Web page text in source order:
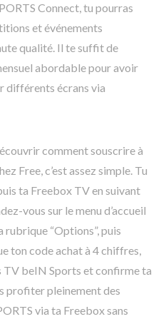
Connect, tu pourras
et événements
qualité. Il te suffit de
abordable pour avoir
différents écrans via
comment souscrire à
Free, c’est assez simple. Tu
ta Freebox TV en suivant
vous sur le menu d’accueil
rubrique “Options”, puis
ton code achat à 4 chiffres,
TV beIN Sports et confirme ta
profiter pleinement des
via ta Freebox sans